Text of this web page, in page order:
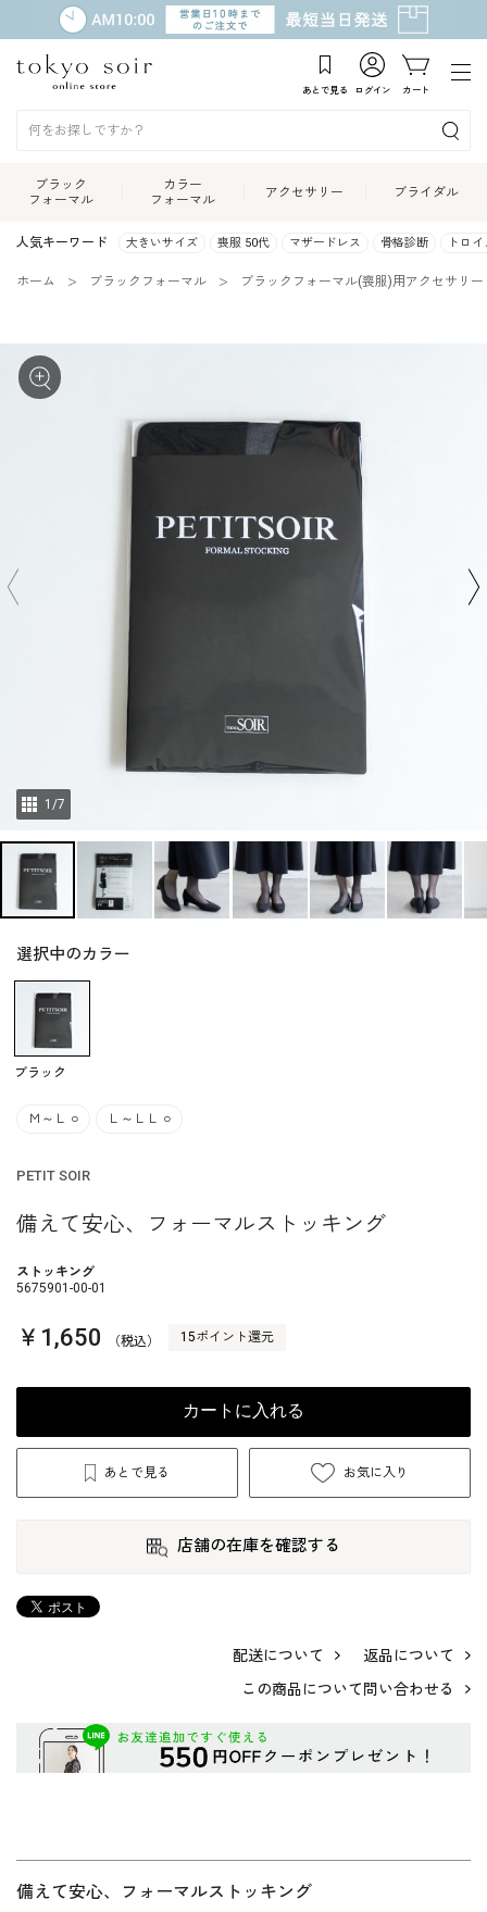
あとで見る ログイン カート
ブラック
フォーマル
カラー
フォーマル
アクセサリー ブライダル
人気キーワード 大きいサイズ 喪服 50代 マザードレス 骨格診断 トロ
ホーム ブラックフォーマル ブラックフォーマル(喪服)用アクセサリー
1 /7
選択中のカラー
ブラック
Ｍ～Ｌ ○ Ｌ～ＬＬ ○
PETIT SOIR
備えて安心、フォーマルストッキング
ストッキング
5675901-00-01
￥1,650 （税込） 15ポイント還元
カートに入れる
あとで見る お気に入り
店舗の在庫を確認する
配送について
返品について
この商品について問い合わせる
備えて安心、フォーマルストッキング